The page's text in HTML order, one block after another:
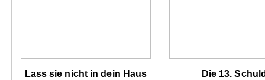
Lass sie nicht in dein Haus
Die 13.